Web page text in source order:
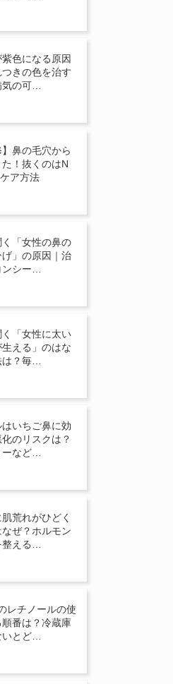
色になる原因
きの色を治す
の可…
】鼻の毛穴から
！抜くのはN
ア方法
「女性の鼻の
」の原因｜治
シー…
「女性に太い
える」のはな
？毎…
いちご鼻に効
のリスクは？
など…
肌荒れがひどく
ぜ？ホルモン
える…
レチノールの使
番は？冷蔵庫
とど…